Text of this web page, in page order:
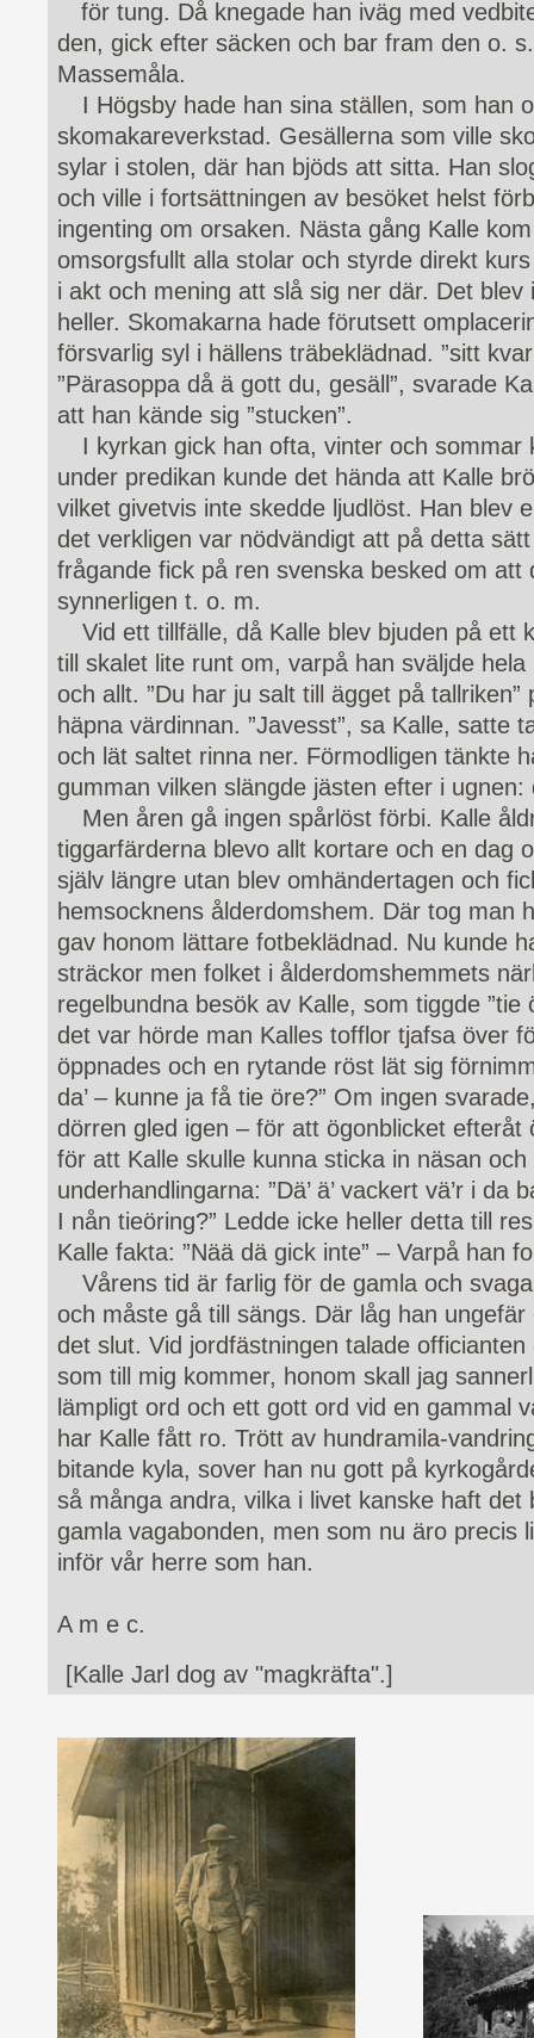
för tung. Då knegade han iväg med
den, gick efter säcken och bar fram den o.
Massemåla.
I Högsby hade han sina ställen, som han
skomakareverkstad. Gesällerna som ville
sylar i stolen, där han bjöds att sitta. Han
och ville i fortsättningen av besöket helst
ingenting om orsaken. Nästa gång Kalle
omsorgsfullt alla stolar och styrde direkt
i akt och mening att slå sig ner där. Det blev
heller. Skomakarna hade förutsett
försvarlig syl i hällens träbeklädnad. ”sitt
”Pärasoppa då ä gott du, gesäll”, svarade
att han kände sig ”stucken”.
I kyrkan gick han ofta, vinter och sommar
under predikan kunde det hända att Kalle
vilket givetvis inte skedde ljudlöst. Han blev
det verkligen var nödvändigt att på detta
frågande fick på ren svenska besked om att
synnerligen t. o. m.
Vid ett tillfälle, då Kalle blev bjuden på ett
till skalet lite runt om, varpå han sväljde
och allt. ”Du har ju salt till ägget på tallriken”
häpna värdinnan. ”Javesst”, sa Kalle, satte
och lät saltet rinna ner. Förmodligen tänkte
gumman vilken slängde jästen efter i
Men åren gå ingen spårlöst förbi. Kalle
tiggarfärderna blevo allt kortare och en dag
själv längre utan blev omhändertagen och
hemsocknens ålderdomshem. Där tog man
gav honom lättare fotbeklädnad. Nu kunde
sträckor men folket i ålderdomshemmets
regelbundna besök av Kalle, som tiggde ”tie
det var hörde man Kalles tofflor tjafsa över
öppnades och en rytande röst lät sig
da’ – kunne ja få tie öre?” Om ingen
dörren gled igen – för att ögonblicket efteråt
för att Kalle skulle kunna sticka in näsan
underhandlingarna: ”Dä’ ä’ vackert vä’r i da
I nån tieöring?” Ledde icke heller detta till
Kalle fakta: ”Nää dä gick inte” – Varpå han
Vårens tid är farlig för de gamla och
och måste gå till sängs. Där låg han
det slut. Vid jordfästningen talade officianten
som till mig kommer, honom skall jag
lämpligt ord och ett gott ord vid en gammal
har Kalle fått ro. Trött av hundramila-
bitande kyla, sover han nu gott på
så många andra, vilka i livet kanske haft det
gamla vagabonden, men som nu äro precis
inför vår herre som han.
A m e c.
[Kalle Jarl dog av "magkräfta".]